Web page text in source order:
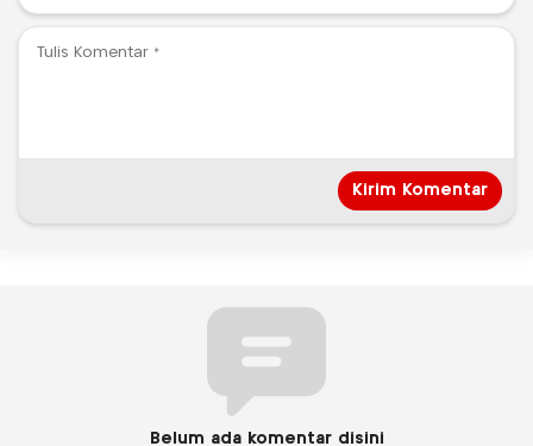
Belum ada komentar disini